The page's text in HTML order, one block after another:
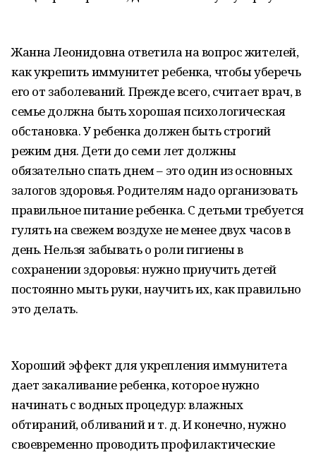
Жанна Леонидовна ответила на вопрос жителей,
как укрепить иммунитет ребенка, чтобы уберечь
его от заболеваний. Прежде всего, считает врач, в
семье должна быть хорошая психологическая
обстановка. У ребенка должен быть строгий
режим дня. Дети до семи лет должны
обязательно спать днем – это один из основных
залогов здоровья. Родителям надо организовать
правильное питание ребенка. С детьми требуется
гулять на свежем воздухе не менее двух часов в
день. Нельзя забывать о роли гигиены в
сохранении здоровья: нужно приучить детей
постоянно мыть руки, научить их, как правильно
это делать.
Хороший эффект для укрепления иммунитета
дает закаливание ребенка, которое нужно
начинать с водных процедур: влажных
обтираний, обливаний и т. д. И конечно, нужно
своевременно проводить профилактические